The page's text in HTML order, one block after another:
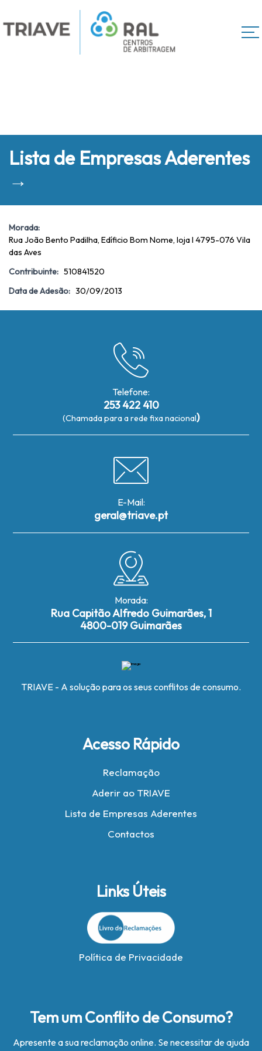
Lista de Empresas Aderentes
→
Morada:
Rua João Bento Padilha, Edíficio Bom Nome, loja I 4795-076 Vila
das Aves
Contribuinte: 510841520
Data de Adesão: 30/09/2013
Telefone:
253 422 410
(Chamada para a rede fixa nacional)
E-Mail:
geral@triave.pt
Morada:
Rua Capitão Alfredo Guimarães, 1
4800-019 Guimarães
TRIAVE - A solução para os seus conflitos de consumo.
Acesso Rápido
Reclamação
Aderir ao TRIAVE
Lista de Empresas Aderentes
Contactos
Links Úteis
Política de Privacidade
Tem um Conflito de Consumo?
Apresente a sua reclamação online. Se necessitar de ajuda